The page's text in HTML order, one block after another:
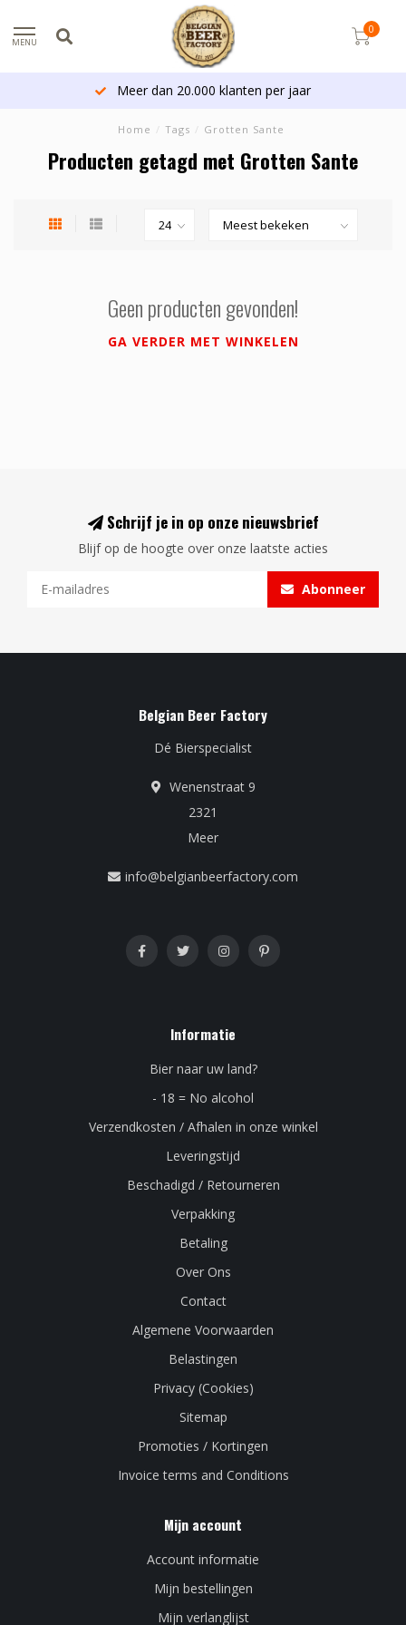
MENU
0
Vandaag besteld - Morgen al
Home / Tags / Grotten Sante
Producten getagd met Grotten Sante
Geen producten gevonden!
GA VERDER MET WINKELEN
Schrijf je in op onze nieuwsbrief
Blijf op de hoogte over onze laatste acties
Abonneer
Belgian Beer Factory
Dé Bierspecialist
Wenenstraat 9
2321
Meer
info@belgianbeerfactory.com
Informatie
Bier naar uw land?
- 18 = No alcohol
Verzendkosten / Afhalen in onze winkel
Leveringstijd
Beschadigd / Retourneren
Verpakking
Betaling
Over Ons
Contact
Algemene Voorwaarden
Belastingen
Privacy (Cookies)
Sitemap
Promoties / Kortingen
Invoice terms and Conditions
Mijn account
Account informatie
Mijn bestellingen
Mijn verlanglijst